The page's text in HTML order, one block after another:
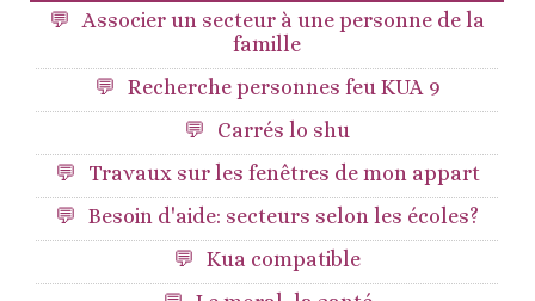
Associer un secteur à une personne de la
famille
Recherche personnes feu KUA 9
Carrés lo shu
Travaux sur les fenêtres de mon appart
Besoin d'aide: secteurs selon les écoles?
Kua compatible